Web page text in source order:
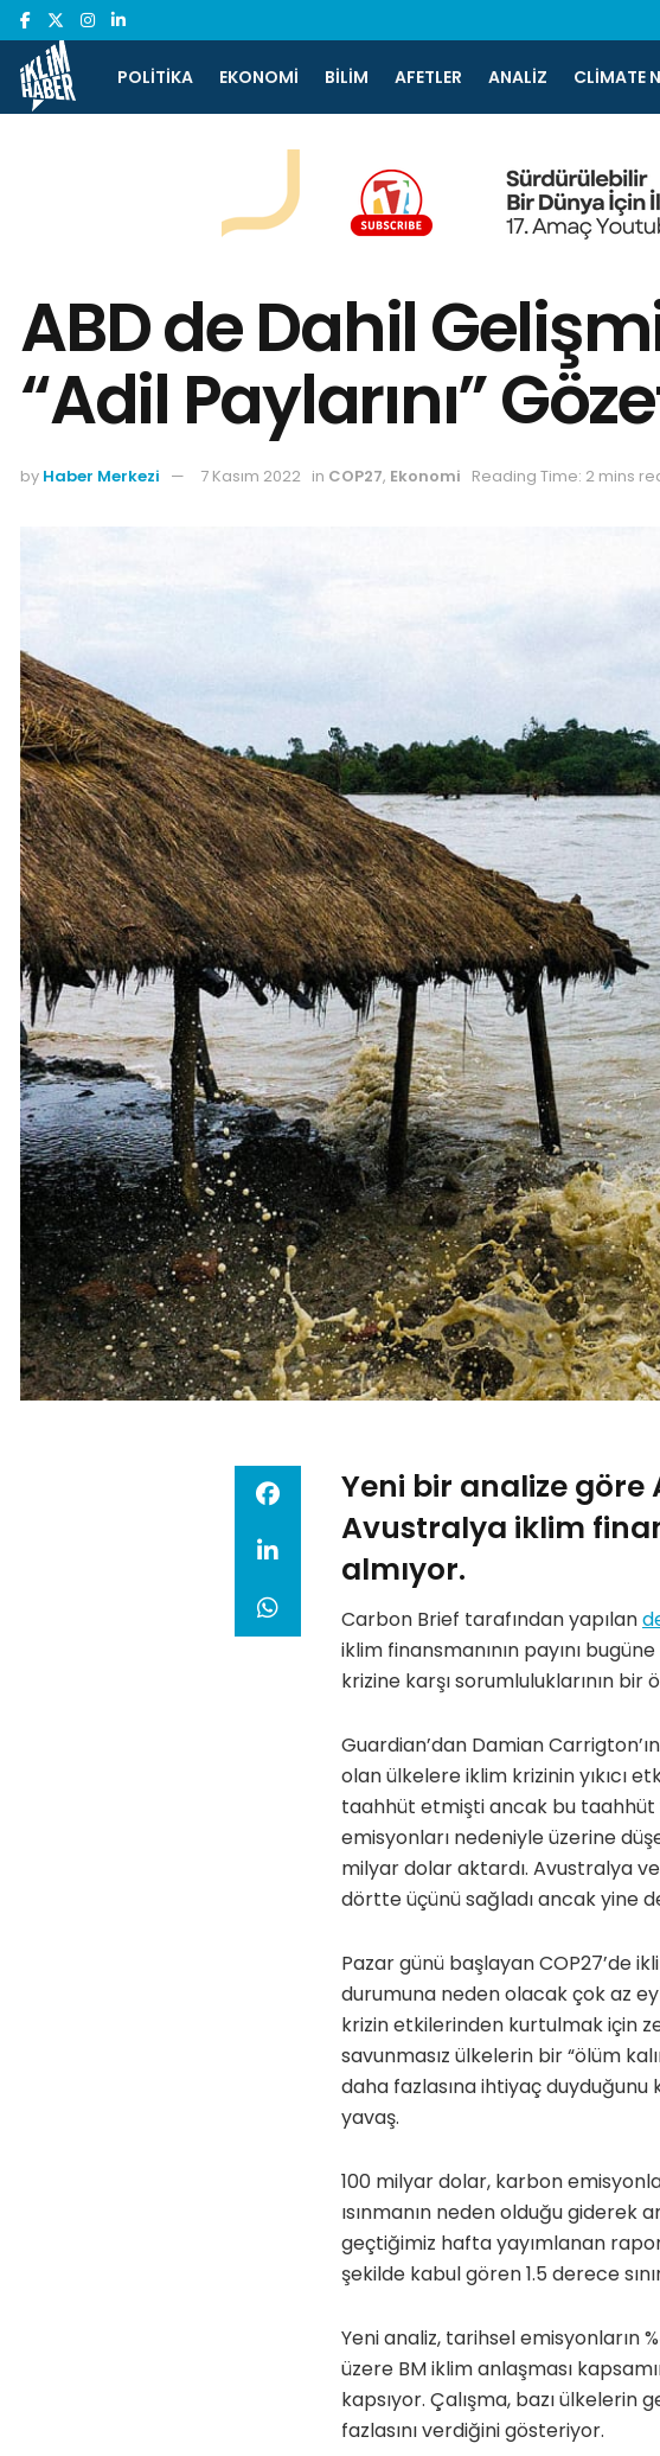
POLITIKA EKONOMI BILIM AFETLER ANALIZ CLIMATE
ABD de Dahil
“Adil Paylarını”
by Haber Merkezi 7 Kasım 2022 in COP27, Ekonomi Reading Time: 2 mins
Yeni bir analize göre
Avustralya iklim
almıyor.
Carbon Brief tarafından yapılan
iklim finansmanının payını
krizine karşı sorumluluklarının bir
Guardian’dan Damian
olan ülkelere iklim krizinin yıkıcı
taahhüt etmişti ancak bu taahhüt
emisyonları nedeniyle üzerine
milyar dolar aktardı. Avustralya
dörtte üçünü sağladı ancak yine
Pazar günü başlayan COP27’de
durumuna neden olacak çok az
krizin etkilerinden kurtulmak için
savunmasız ülkelerin bir “ölüm
daha fazlasına ihtiyaç duyduğunu
yavaş.
100 milyar dolar, karbon
ısınmanın neden olduğu giderek
geçtiğimiz hafta yayımlanan
şekilde kabul gören 1.5 derece
Yeni analiz, tarihsel emisyonların
üzere BM iklim anlaşması
kapsıyor. Çalışma, bazı
fazlasını verdiğini gösteriyor.